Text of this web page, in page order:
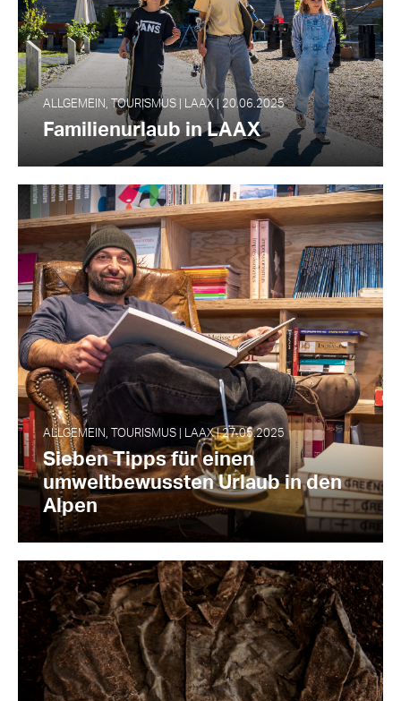
ALLGEMEIN, TOURISMUS | LAAX | 20.06.2025
Familienurlaub in LAAX
ALLGEMEIN, TOURISMUS | LAAX | 27.05.2025
Sieben Tipps für einen
umweltbewussten Urlaub in den
Alpen